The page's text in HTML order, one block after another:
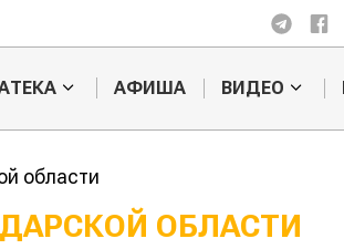
АФИША ВИДЕО
области
ОБЛАСТИ